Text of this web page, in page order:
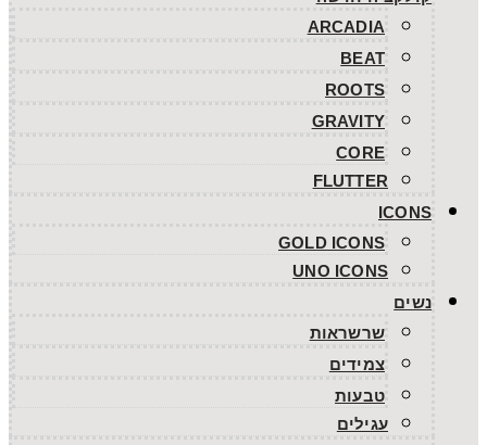
ARCADIA
BEAT
ROOTS
GRAVITY
CORE
FLUTTER
ICONS
GOLD ICONS
UNO ICONS
נשים
שרשראות
צמידים
טבעות
עגילים